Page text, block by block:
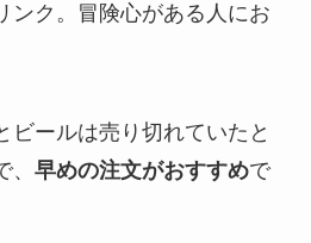
ンク。冒険心がある人にお
ビールは売り切れていたと
早めの注文がおすすめで